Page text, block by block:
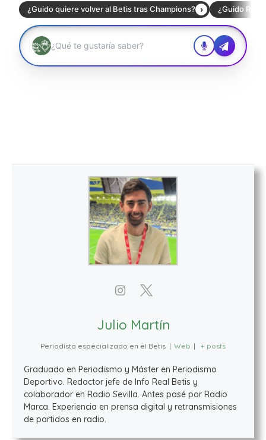
Julio Martín
Periodista especializado en el Betis | Web | + posts
Graduado en Periodismo y Máster en Periodismo
Deportivo. Redactor jefe de Info Real Betis y
colaborador en Radio Sevilla. Antes pasé por Radio
Marca. Experiencia en prensa digital y retransmisiones
de partidos en radio.